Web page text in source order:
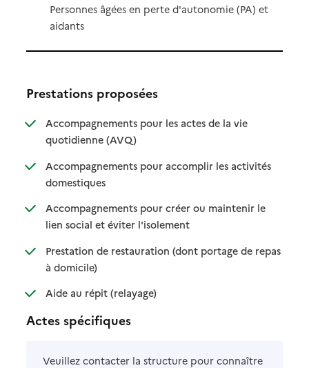
Personnes âgées en perte d'autonomie (PA) et
aidants
Prestations proposées
Accompagnements pour les actes de la vie
quotidienne (AVQ): disponible
: non disponible
Accompagnements pour accomplir les activités
domestiques: disponible
: non disponible
Accompagnements pour créer ou maintenir le
lien social et éviter l'isolement: disponible
: non disponible
Prestation de restauration (dont portage de repas
à domicile): disponible
: non disponible
Aide au répit (relayage): disponible
: non disponible
Actes spécifiques
Veuillez contacter la structure pour connaître